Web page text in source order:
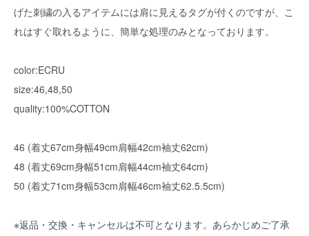
げた刺繍の入るアイテムには肩に見えるタグが付くのですが、こ
れはすぐ取れるように、簡単な処理のみとなっております。
color:ECRU
size:46,48,50
quality:100%COTTON
46 (着丈67cm身幅49cm肩幅42cm袖丈62cm)
48 (着丈69cm身幅51cm肩幅44cm袖丈64cm)
50 (着丈71cm身幅53cm肩幅46cm袖丈62.5.5cm)
※返品・交換・キャンセルは不可となります。あらかじめご了承